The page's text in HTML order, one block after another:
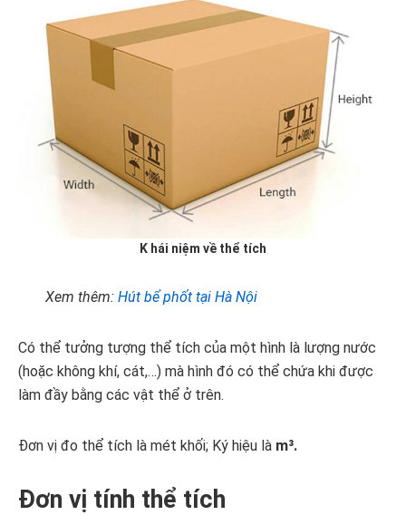
K hái niệm về thể tích
Xem thêm: Hút bể phốt tại Hà Nội
Có thể tưởng tượng thể tích của một hình là lượng nước
(hoặc không khí, cát,…) mà hình đó có thể chứa khi được
làm đầy bằng các vật thể ở trên.
Đơn vị đo thể tích là mét khối; Ký hiệu là m³.
Đơn vị tính thể tích